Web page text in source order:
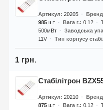
Артикул 20205 Бренд
985шт Вага г. 0.12
500мВт
Заводська
11V
Тип корпусу
1 грн.
Стабілітрон
Артикул 20210 Бренд
875шт Вага г. 0.12